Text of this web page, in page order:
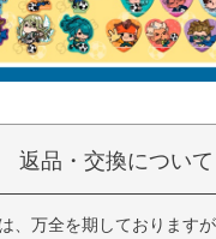
返品・交換について
、万全を期しております